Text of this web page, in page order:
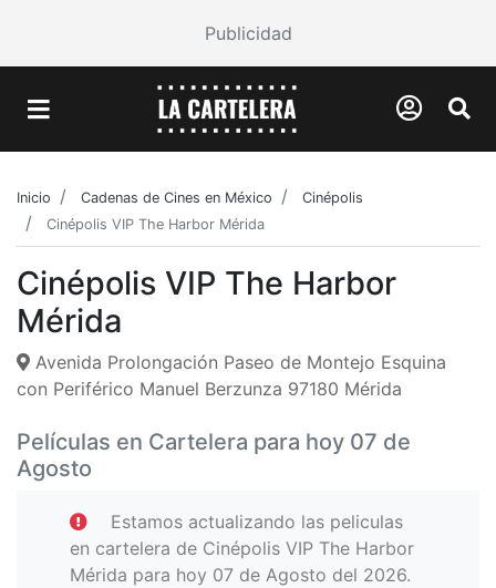
Publicidad
Inicio Cadenas de Cines en México
Cinépolis
Cinépolis VIP The Harbor Mérida
Cinépolis VIP The Harbor
Mérida
Avenida Prolongación Paseo de Montejo Esquina
con Periférico Manuel Berzunza 97180 Mérida
Películas en Cartelera para hoy 07 de
Agosto
Estamos actualizando las peliculas
en cartelera de Cinépolis VIP The Harbor
Mérida para hoy 07 de Agosto del 2026.